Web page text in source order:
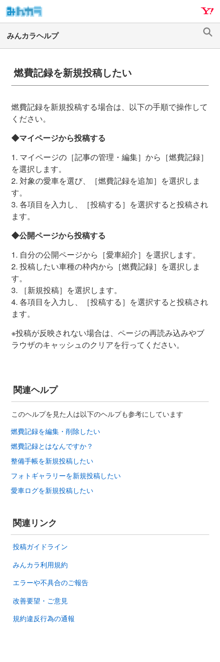
ナ
ビ
ゲ
ー
ス
キ
プ
メ
イ
ン
コ
へ
ス
ッ
プ
燃費記録を新規投稿したい
燃費記録を新規投稿する場合は、以下の手順で操作して
ください。
◆マイページから投稿する
1. マイページの［記事の管理・編集］から［燃費記録］
を選択します。
2. 対象の愛車を選び、［燃費記録を追加］を選択しま
す。
3. 各項目を入力し、［投稿する］を選択すると投稿され
ます。
◆公開ページから投稿する
1. 自分の公開ページから［愛車紹介］を選択します。
2. 投稿したい車種の枠内から［燃費記録］を選択しま
す。
3. ［新規投稿］を選択します。
4. 各項目を入力し、［投稿する］を選択すると投稿され
ます。
※投稿が反映されない場合は、ページの再読み込みやブ
ラウザのキャッシュのクリアを行ってください。
関連ヘルプ
このヘルプを見た人は以下のヘルプも参考にしています
燃費記録を編集・削除したい
燃費記録とはなんですか？
整備手帳を新規投稿したい
フォトギャラリーを新規投稿したい
愛車ログを新規投稿したい
関連リンク
投稿ガイドライン
みんカラ利用規約
エラーや不具合のご報告
改善要望・ご意見
規約違反行為の通報